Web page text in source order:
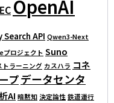
OpenAI
API Qwen3-Next
ロジェクト Suno
ラーニング カスハラ コネ
プデータセンタ
AI 暗黙知 決定論性 鉄道運行